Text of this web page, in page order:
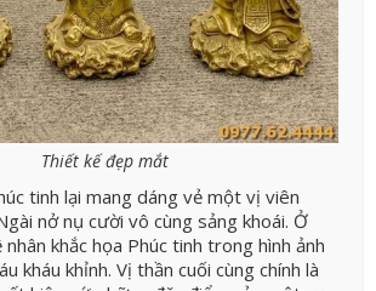
Thiết kế đẹp mắt
tinh lại mang dáng vẻ một vị viên
nở nụ cười vô cùng sảng khoái. Ở
khắc họa Phúc tinh trong hình ảnh
kháu khỉnh. Vị thần cuối cùng chính là